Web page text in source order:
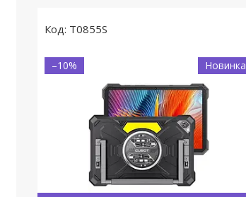
T0855S
Новинка
–10%